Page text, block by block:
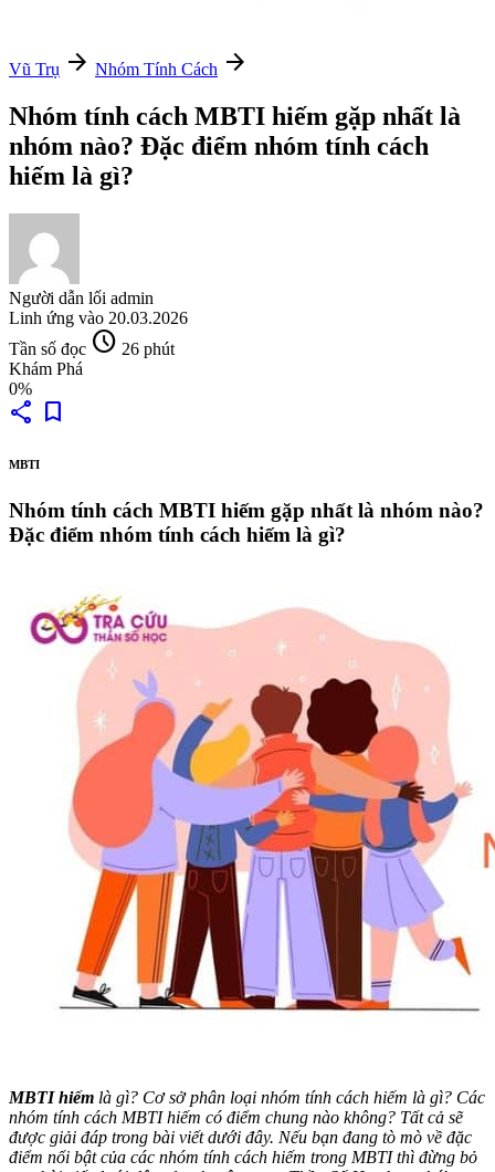
Vũ Trụ arrow_forward Nhóm Tính Cách arrow_forward
Nhóm tính cách MBTI hiếm gặp nhất là
nhóm nào? Đặc điểm nhóm tính cách
hiếm là gì?
Người dẫn lối admin
Linh ứng vào 20.03.2026
Tần số đọc schedule 26 phút
Khám Phá
0%
share bookmark
MBTI
Nhóm tính cách MBTI hiếm gặp nhất là nhóm nào?
Đặc điểm nhóm tính cách hiếm là gì?
MBTI hiếm là gì? Cơ sở phân loại nhóm tính cách hiếm là gì? Các
nhóm tính cách MBTI hiếm có điểm chung nào không? Tất cả sẽ
được giải đáp trong bài viết dưới đây. Nếu bạn đang tò mò về đặc
điểm nổi bật của các nhóm tính cách hiếm trong MBTI thì đừng bỏ